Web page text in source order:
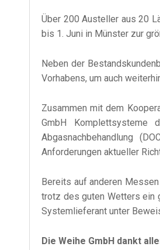
Über 200 Austeller aus 20
bis 1. Juni in Münster zur
Neben der
Vorhabens, um auch
Zusammen mit dem
GmbH Komplettsysteme
Abgasnachbehandlung
Anforderungen aktueller
Bereits auf anderen
trotz des guten Wetters ein
Systemlieferant unter
Die Weihe GmbH dankt